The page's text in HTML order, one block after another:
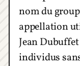
nom du
appellation
Jean
individus